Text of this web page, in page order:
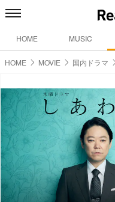
HOME MUSIC
HOME MOVIE 国内ドラマ